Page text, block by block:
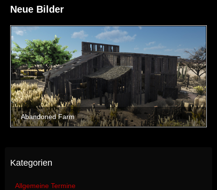
Neue Bilder
Kategorien
Allgemeine Termine